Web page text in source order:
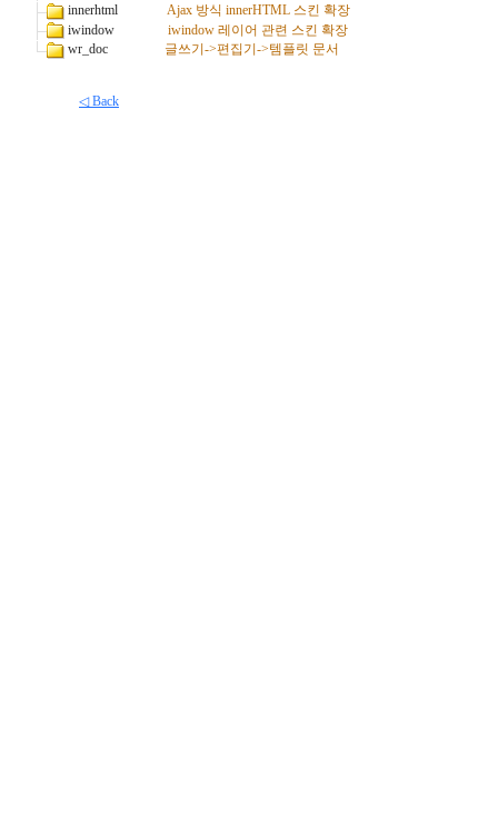
innerhtml Ajax 방식 innerHTML 스킨 확장
iwindow iwindow 레이어 관련 스킨 확장
wr_doc 글쓰기->편집기->템플릿 문서
◁ Back